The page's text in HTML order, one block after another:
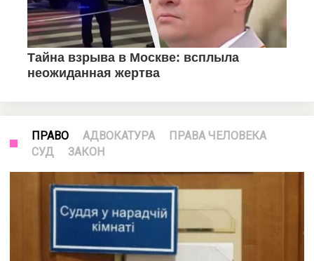
ПРАВО АДВОКАТУРА
ПРАВА ЧЕЛОВЕКА
СУД
ЗАКОН